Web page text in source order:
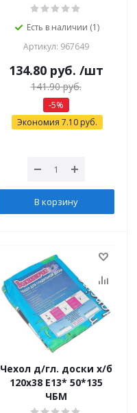
Есть в наличии (1)
Артикул: 967649
134.80руб. /шт
141.90руб.
-5%
Экономия 7.10руб.
В корзину
Чехол д/гл. доски х/б
120х38 Е13* 50*135
ЧБМ